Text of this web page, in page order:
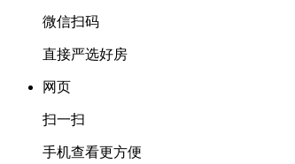
微信扫码
直接严选好房
网页
扫一扫
手机查看更方便